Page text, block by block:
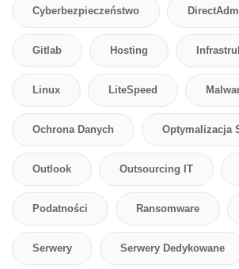
Cyberbezpieczeństwo
Gitlab Hosting
Linux LiteSpeed
Ochrona Danych Optymalizacja
Outlook Outsourcing IT
Podatności Ransomware
Serwery Serwery Dedykowane